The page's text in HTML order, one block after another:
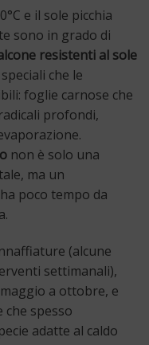
e il sole picchia
sono in grado di
resistenti al sole
che le
foglie carnose che
profondi,
non è solo una
ma un
poco tempo da
(alcune
settimanali),
a ottobre, e
spesso
adatte al caldo